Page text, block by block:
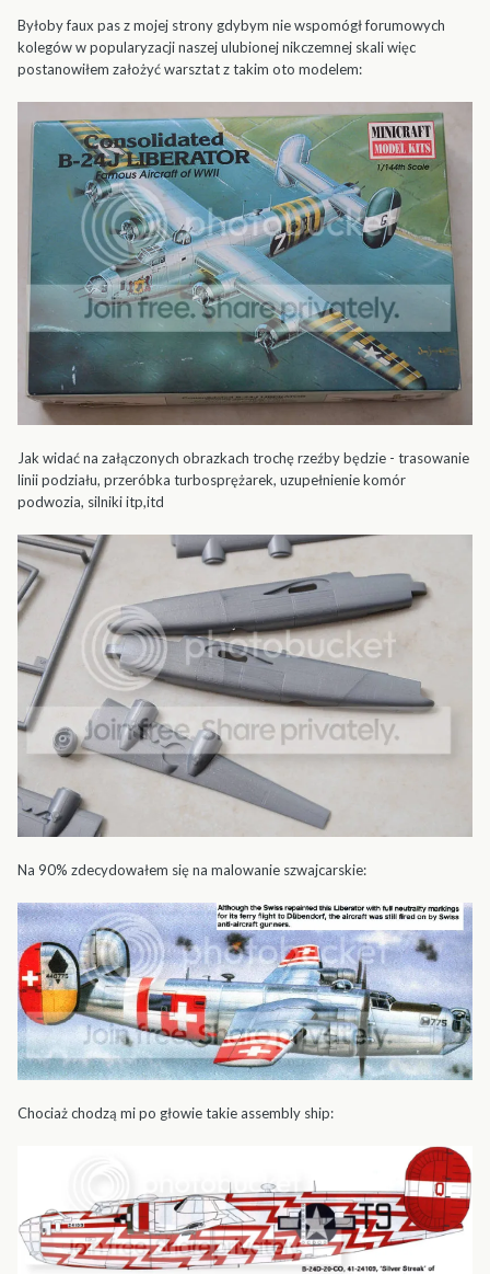
Byłoby faux pas z mojej strony gdybym nie wspomógł forumowych
kolegów w popularyzacji naszej ulubionej nikczemnej skali więc
postanowiłem założyć warsztat z takim oto modelem:
Jak widać na załączonych obrazkach trochę rzeźby będzie - trasowanie
linii podziału, przeróbka turbosprężarek, uzupełnienie komór
podwozia, silniki itp,itd
Na 90% zdecydowałem się na malowanie szwajcarskie:
Chociaż chodzą mi po głowie takie assembly ship: